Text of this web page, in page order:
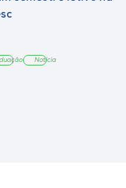
Notícia